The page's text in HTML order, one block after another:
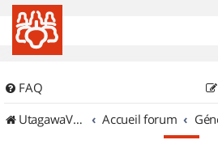
FAQ
UtagawaVTT (Randos VTT et VTTAE avec traces GPS)
Accueil forum